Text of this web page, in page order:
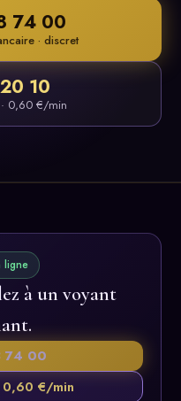
74 00
· discret
10
0,60 €/min
ligne
à un voyant
74 00
€/min